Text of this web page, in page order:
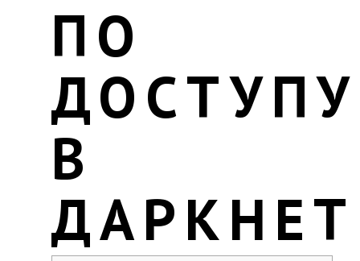
ПО
ДОСТУПУ
В
ДАРКНЕТ